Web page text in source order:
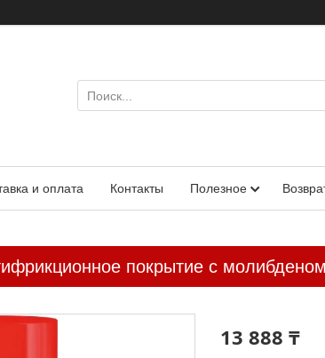
и оплата Контакты Полезное
покрытие с
13 888 ₸